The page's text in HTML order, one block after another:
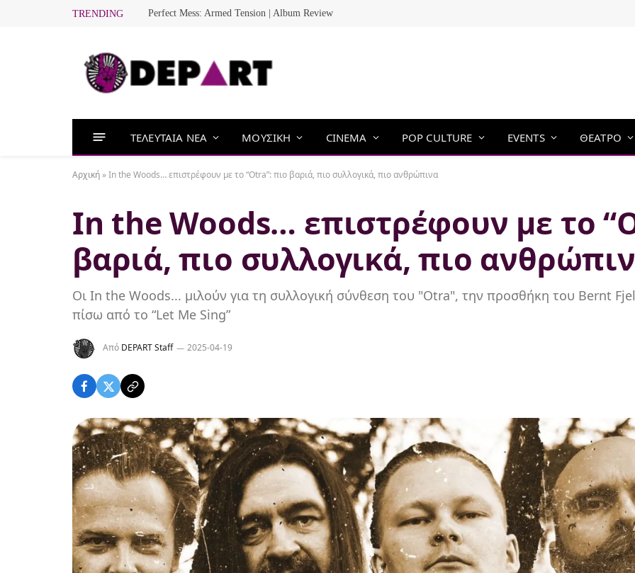
TRENDING Perfect Mess: Armed Tension | Album Review
ΤΕΛΕΥΤΑΙΑ ΝΕΑ ΜΟΥΣΙΚΗ CINEMA POP CULTURE EVENTS ΘΕΑΤΡΟ
Αρχική »In the Woods… επιστρέφουν με το “Otra”: πιο βαριά, πιο συλλογικά, πιο ανθρώπινα
In the Woods… επιστρέφουν με το
βαριά, πιο συλλογικά, πιο
Οι In the Woods... μιλούν για τη συλλογική σύνθεση του "Otra", την προσθήκη του Bernt
πίσω από το “Let Me Sing”
Από DEPART Staff 2025-04-19